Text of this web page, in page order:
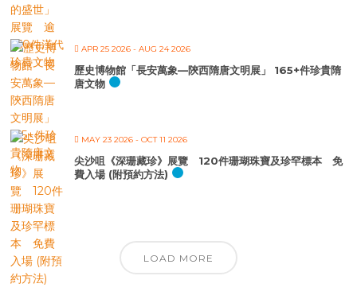
APR 25 2026 - AUG 24 2026
歷史博物館「長安萬象—陝西隋唐文明展」 165+件珍貴隋
唐文物
MAY 23 2026 - OCT 11 2026
尖沙咀《深珊藏珍》展覽 120件珊瑚珠寶及珍罕標本 免
費入場 (附預約方法)
LOAD MORE